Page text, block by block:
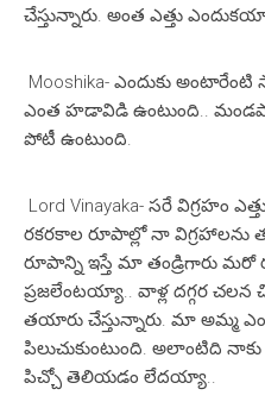
చేస్తున్నారు. అంత ఎత్తు
Mooshika- ఎందుకు
ఎంత హడావిడి ఉంటుంది..
పోటీ ఉంటుంది.
Lord Vinayaka- సరే విగ్రహం
రకరకాల రూపాల్లో నా విగ్రహాలను
రూపాన్ని ఇస్తే మా తండ్రిగారు
ప్రజలేంటయ్యా.. వాళ్ల దగ్గర చలన
తయారు చేస్తున్నారు. మా అమ్మ
పిలుచుకుంటుంది. అలాంటిది నాకు
పిచ్చో తెలియడం లేదయ్యా..